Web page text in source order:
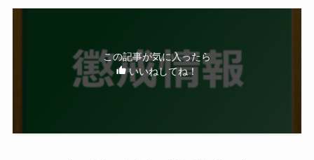
この記事が気に入ったら
いいねしてね！